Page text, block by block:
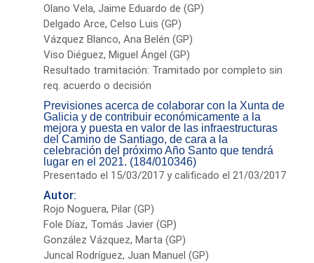
Olano Vela, Jaime Eduardo de (GP)
Delgado Arce, Celso Luis (GP)
Vázquez Blanco, Ana Belén (GP)
Viso Diéguez, Miguel Ángel (GP)
Resultado tramitación: Tramitado por completo sin
req. acuerdo o decisión
Previsiones acerca de colaborar con la Xunta de
Galicia y de contribuir económicamente a la
mejora y puesta en valor de las infraestructuras
del Camino de Santiago, de cara a la
celebración del próximo Año Santo que tendrá
lugar en el 2021. (184/010346)
Presentado el 15/03/2017 y calificado el 21/03/2017
Autor:
Rojo Noguera, Pilar (GP)
Fole Díaz, Tomás Javier (GP)
González Vázquez, Marta (GP)
Juncal Rodríguez, Juan Manuel (GP)